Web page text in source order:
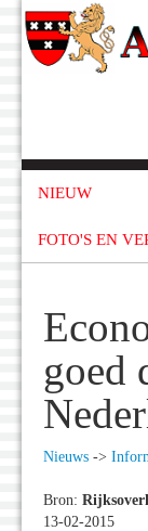
NIEUW
FOTO'S EN
goed
Nieuws ->
Bron:
13-02-2015